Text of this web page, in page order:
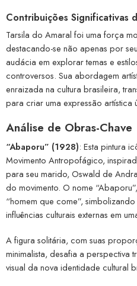
Contribuições Significativas
Tarsila do Amaral foi uma força
destacando-se não apenas por
audácia em explorar temas e
controversos. Sua abordagem
enraizada na cultura brasileira,
para criar uma expressão artística
Análise de Obras-Chave
“Abaporu” (1928): Esta pintura
Movimento Antropofágico,
para seu marido, Oswald de
do movimento. O nome
“homem que come”,
influências culturais externas em
A figura solitária, com suas
minimalista, desafia a perspectiva
visual da nova identidade cultural